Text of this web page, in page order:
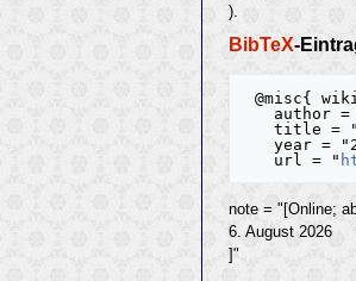
).
BibTeX-
   url = "
note = "[Online;
6. August 2026
]"